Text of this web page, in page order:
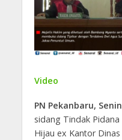
Video
PN Pekanbaru,
sidang Tindak
Hijau ex Kantor